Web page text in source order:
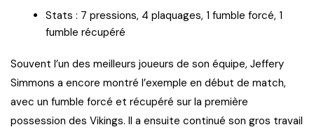
Stats : 7 pressions, 4 plaquages, 1 fumble forcé, 1
fumble récupéré
Souvent l’un des meilleurs joueurs de son équipe, Jeffery
Simmons a encore montré l’exemple en début de match,
avec un fumble forcé et récupéré sur la première
possession des Vikings. Il a ensuite continué son gros travail